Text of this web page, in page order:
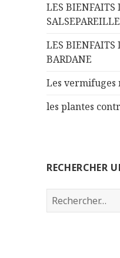
LES BIENFAITS
SALSEPAREILLE
LES BIENFAITS
BARDANE
Les vermifuges
les plantes
RECHERCHER
Rechercher :